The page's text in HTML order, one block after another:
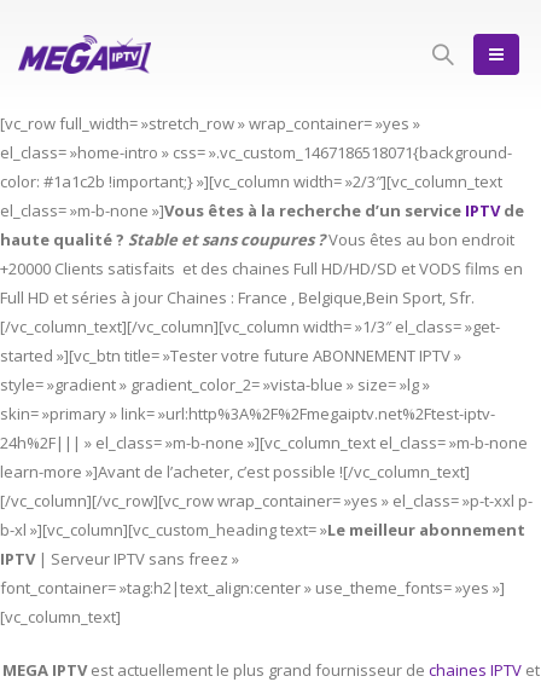
[vc_row full_width= »stretch_row » wrap_container= »yes »
el_class= »home-intro » css= ».vc_custom_1467186518071{background-
color: #1a1c2b !important;} »][vc_column width= »2/3″][vc_column_text
el_class= »m-b-none »]Vous êtes à la recherche d’un service IPTVde
haute qualité ? Stable et sans coupures ?Vous êtes au bon endroit
+20000 Clients satisfaits et des chaines Full HD/HD/SD et VODS films en
Full HD et séries à jour Chaines : France , Belgique,Bein Sport, Sfr.
[/vc_column_text][/vc_column][vc_column width= »1/3″ el_class= »get-
started »][vc_btn title= »Tester votre future ABONNEMENT IPTV »
style= »gradient » gradient_color_2= »vista-blue » size= »lg »
skin= »primary » link= »url:http%3A%2F%2Fmegaiptv.net%2Ftest-iptv-
24h%2F||| » el_class= »m-b-none »][vc_column_text el_class= »m-b-none
learn-more »]Avant de l’acheter, c’est possible ![/vc_column_text]
[/vc_column][/vc_row][vc_row wrap_container= »yes » el_class= »p-t-xxl p-
b-xl »][vc_column][vc_custom_heading text= »Le meilleur abonnement
IPTV | Serveur IPTV sans freez »
font_container= »tag:h2|text_align:center » use_theme_fonts= »yes »]
[vc_column_text]
MEGA IPTVest actuellement le plus grand fournisseur de chaines IPTVet